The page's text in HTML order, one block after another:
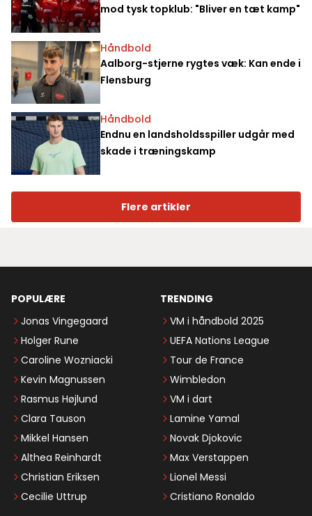
mod tysk topklub: "Bliver en tæt kamp"
Håndbold
Aalborg-stjerne rygtes væk: Kan ende i
Flensburg
Håndbold
Endnu en landsholdsspiller udgår med
skade i træningskamp
Flere artikler
POPULÆRE
Jonas Vingegaard
Holger Rune
Caroline Wozniacki
Kevin Magnussen
Rasmus Højlund
Clara Tauson
Mikkel Hansen
Althea Reinhardt
Christian Eriksen
Cecilie Uttrup
TRENDING
VM i håndbold 2025
UEFA Nations League
Tour de France
Wimbledon
VM i dart
Lamine Yamal
Novak Djokovic
Max Verstappen
Lionel Messi
Cristiano Ronaldo